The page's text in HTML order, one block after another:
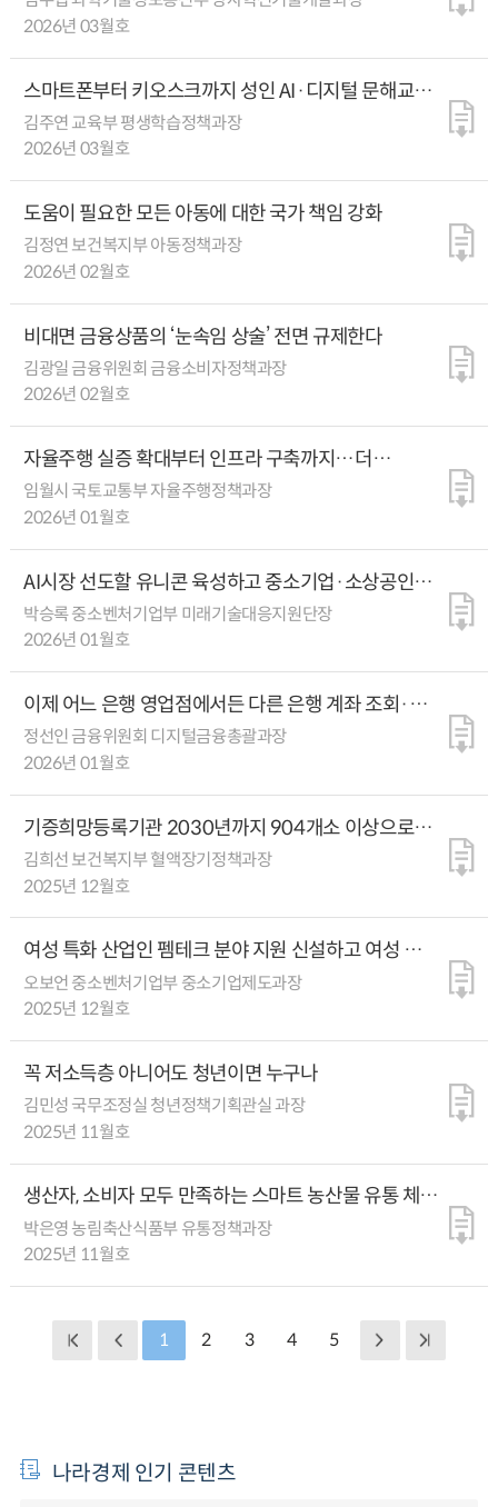
2026년 03월호
스마트폰부터 키오스크까지 성인 AI·디지털 문해교육
확대
김주연 교육부 평생학습정책과장
2026년 03월호
도움이 필요한 모든 아동에 대한 국가 책임 강화
김정연 보건복지부 아동정책과장
2026년 02월호
비대면 금융상품의 ‘눈속임 상술’ 전면 규제한다
김광일 금융위원회 금융소비자정책과장
2026년 02월호
자율주행 실증 확대부터 인프라 구축까지…더
안전하고 편리한 이동 환경 만든다
임월시 국토교통부 자율주행정책과장
2026년 01월호
AI시장 선도할 유니콘 육성하고 중소기업·소상공인의
AI 활용률 높인다
박승록 중소벤처기업부 미래기술대응지원단장
2026년 01월호
이제 어느 은행 영업점에서든 다른 은행 계좌 조회·
이체할 수 있다
정선인 금융위원회 디지털금융총괄과장
2026년 01월호
기증희망등록기관 2030년까지 904개소 이상으로
확대한다
김희선 보건복지부 혈액장기정책과장
2025년 12월호
여성 특화 산업인 펨테크 분야 지원 신설하고 여성 전용
모태펀드에 매년 100억 원 출자
오보언 중소벤처기업부 중소기업제도과장
2025년 12월호
꼭 저소득층 아니어도 청년이면 누구나
김민성 국무조정실 청년정책기획관실 과장
2025년 11월호
생산자, 소비자 모두 만족하는 스마트 농산물 유통 체계
구축
박은영 농림축산식품부 유통정책과장
2025년 11월호
1 2 3 4 5
나라경제 인기 콘텐츠